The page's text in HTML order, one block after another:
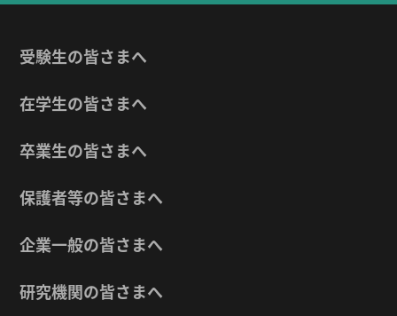
受験生の皆さまへ
在学生の皆さまへ
卒業生の皆さまへ
保護者等の皆さまへ
企業一般の皆さまへ
研究機関の皆さまへ